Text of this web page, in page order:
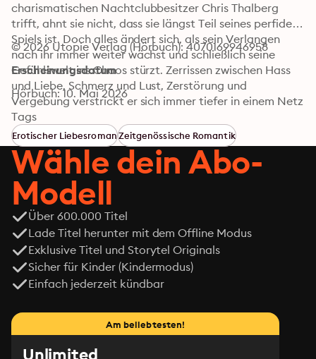
charismatischen Nachtclubbesitzer Chris Thalberg
trifft, ahnt sie nicht, dass sie längst Teil seines perfiden
Spiels ist. Doch alles ändert sich, als sein Verlangen
nach ihr immer weiter wächst und schließlich seine
Gefühlswelt ins Chaos stürzt. Zerrissen zwischen Hass
und Liebe, Schmerz und Lust, Zerstörung und
Vergebung verstrickt er sich immer tiefer in einem Netz
aus Lügen. Nach und nach kommt Emilia hinter sein
größtes Geheimnis und bringt sich dadurch selbst in
Gefahr. Denn wenn die Wahrheit erst einmal ans Licht
kommt, bleiben nur zwei Möglichkeiten: Erlösung. Oder
Untergang.
© 2026 Utopie Verlag (Hörbuch): 4070169946958
Erscheinungsdatum
Hörbuch: 10. Mai 2026
Tags
Erotischer LiebesromanZeitgenössische Romantik
Wähle dein Abo-
Modell
Über 600.000 Titel
Lade Titel herunter mit dem Offline Modus
Exklusive Titel und Storytel Originals
Sicher für Kinder (Kindermodus)
Einfach jederzeit kündbar
Am beliebtesten!
Unlimited